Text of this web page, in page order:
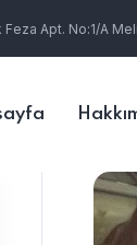
Feza Apt. No:1/A